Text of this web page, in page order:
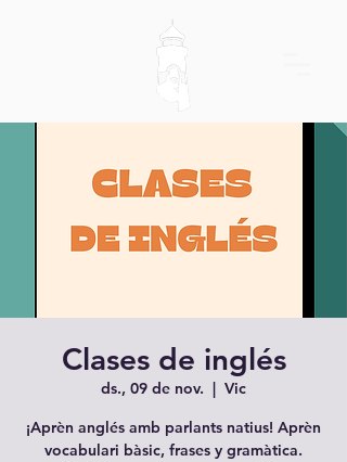
Clases de inglés
ds., 09 de nov.
  |
Vic
¡Aprèn anglés amb parlants natius! Aprèn
vocabulari bàsic, frases y gramàtica.